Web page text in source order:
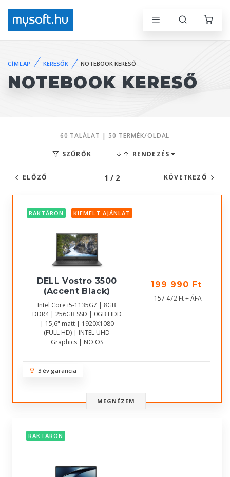
CÍMLAP KERESŐK NOTEBOOK KERESŐ
NOTEBOOK KERESŐ
60 TALÁLAT | 50 TERMÉK/OLDAL
SZŰRŐK RENDEZÉS
ELŐZŐ 1 / 2 KÖVETKEZŐ
RAKTÁRON KIEMELT AJÁNLAT
DELL Vostro 3500
(Accent Black)
Intel Core i5-1135G7 | 8GB
DDR4 | 256GB SSD | 0GB HDD
| 15,6" matt | 1920X1080
(FULL HD) | INTEL UHD
Graphics | NO OS
199 990 Ft
157 472 Ft + ÁFA
3 év garancia
MEGNÉZEM
RAKTÁRON